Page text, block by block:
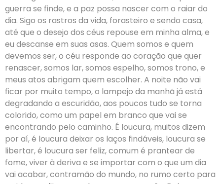
guerra se finde, e a paz possa nascer com o raiar do
dia. Sigo os rastros da vida, forasteiro e sendo casa,
até que o desejo dos céus repouse em minha alma, e
eu descanse em suas asas. Quem somos e quem
devemos ser, o céu responde ao coração que quer
renascer, somos lar, somos espelho, somos trono, e
meus atos abrigam quem escolher. A noite não vai
ficar por muito tempo, o lampejo da manhã já está
degradando a escuridão, aos poucos tudo se torna
colorido, como um papel em branco que vai se
encontrando pelo caminho. É loucura, muitos dizem
por aí, é loucura deixar os laços findáveis, loucura se
libertar, é loucura ser feliz, comum é prantear de
fome, viver à deriva e se importar com o que um dia
vai acabar, contramão do mundo, no rumo certo para